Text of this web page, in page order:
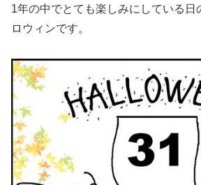
1年の中でとても楽しみにしている日
ロウィンです。